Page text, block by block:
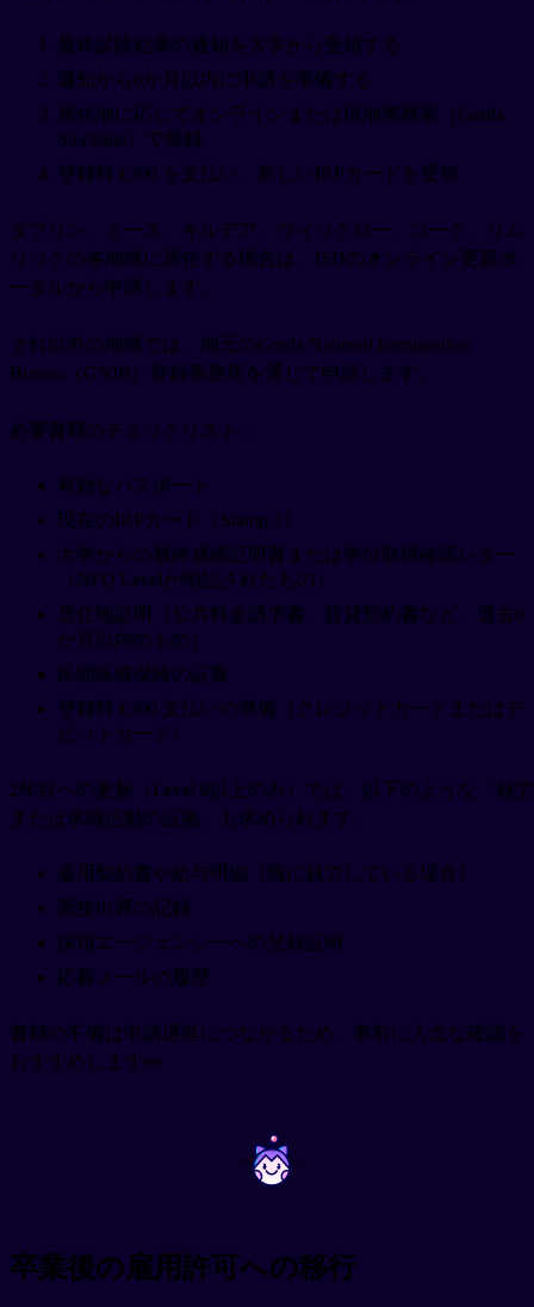
最終試験結果の通知を大学から受領する
通知から6か月以内に申請を準備する
居住地に応じてオンラインまたは現地警察署（Garda
Síochána）で登録
登録料 €300 を支払い、新しいIRPカードを受領
ダブリン、ミース、キルデア、ウィックロー、コーク、リム
リックの各地域に居住する場合は、ISDのオンライン更新ポ
ータルから申請します。
それ以外の地域では、地元のGarda National Immigration
Bureau（GNIB）登録事務所を通じて申請します。
必要書類のチェックリスト：
有効なパスポート
現在のIRPカード（Stamp 2）
大学からの最終成績証明書または学位取得確認レター
（NFQ Levelが明記されたもの）
居住地証明（公共料金請求書、賃貸契約書など、過去6
か月以内のもの）
民間医療保険の証書
登録料 €300 支払いの準備（クレジットカードまたはデ
ビットカード）
2年目への更新（Level 9以上のみ）では、以下のような「就労
または求職活動の証拠」も求められます。
雇用契約書や給与明細（既に就労している場合）
面接出席の記録
採用エージェンシーへの登録証明
応募メールの履歴
書類の不備は申請遅延につながるため、事前に入念な確認を
おすすめします👀
~ ~
卒業後の雇用許可への移行